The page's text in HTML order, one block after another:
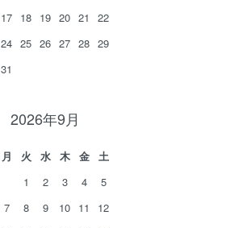
17 18 19 20 21
22
24 25 26 27 28 29
31
2026年9月
月 火 水 木 金
土
1
2 3 4
5
7 8 9 10 11
12